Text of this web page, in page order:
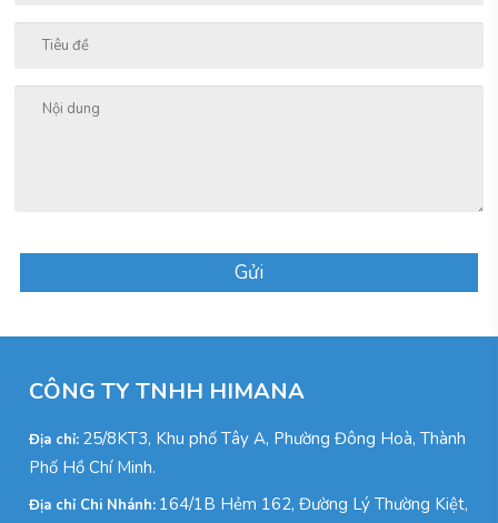
Gửi
CÔNG TY TNHH HIMANA
Địa chỉ: 25/8KT3, Khu phố Tây A, Phường Đông Hoà, Thành
Phố Hồ Chí Minh.
Địa chỉ Chi Nhánh: 164/1B Hẻm 162, Đường Lý Thường Kiệt,